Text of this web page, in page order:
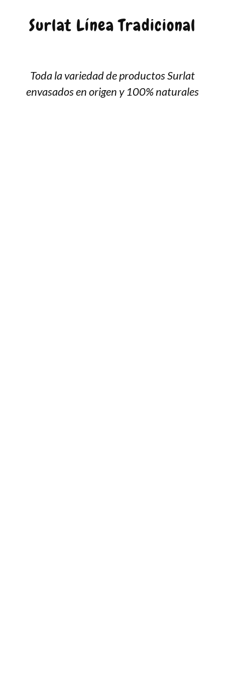
Surlat Línea Tradicional
Toda la variedad de productos Surlat